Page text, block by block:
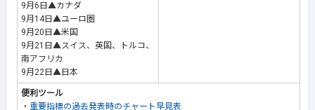
9月6日▲カナダ
9月14日▲ユーロ圏
9月20日▲米国
9月21日▲スイス、英国、トルコ、
南アフリカ
9月22日▲日本
便利ツール
・ 重要指標の過去発表時のチャート早見表